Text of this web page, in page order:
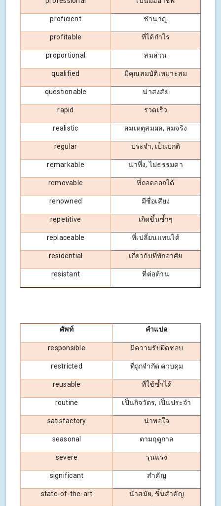
proficient ชำนาญ
profitable ที่ได้กำไร
proportional สมส่วน
qualified มีคุณสมบัติเหมาะสม
questionable น่าสงสัย
rapid รวดเร็ว
realistic สมเหตุสมผล, สมจริง
regular ประจำ, เป็นปกติ
remarkable น่าทึ่ง, ไม่ธรรมดา
removable ที่ถอดออกได้
renowned มีชื่อเสียง
repetitive เกิดขึ้นซ้ำๆ
replaceable ที่เปลี่ยนแทนได้
residential เกี่ยวกับที่พักอาศัย
resistant ที่ต่อต้าน
ศัพท์ คำแปล
responsible มีความรับผิดชอบ
restricted ที่ถูกจำกัด ควบคุม
reusable ที่ใช้ซ้ำได้
routine เป็นกิจวัตร, เป็นประจำ
satisfactory น่าพอใจ
seasonal ตามฤดูกาล
severe รุนแรง
significant สำคัญ
state-of-the-art นำสมัย, ชิ้นสำคัญ